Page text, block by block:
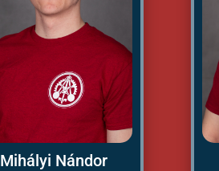
Mihályi Nándor